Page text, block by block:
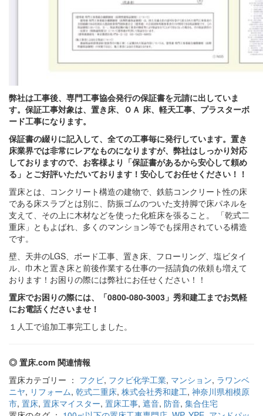
弊社は工事後、専門工事協会発行の保証書を元請に出していま
す。保証工事対象は、置き床、ＯＡ 床、軽天工事、プラスターボ
ード工事になります。
保証書の綴りに記入して、全ての工事毎に発行しています。置き
床業界では非常にレアなものになりますが、弊社はしっかり対応
しておりますので、お客様より「保証書があるから安心して頼め
る」とご好評いただいております！安心してお任せください！！
置床とは、コンクリート構造の建物で、鉄筋コンクリート性の床
である床スラブとは別に、防振ゴムのついた支持脚で床パネルを
支えて、その上に木材などを使った化粧床を張ること。 「乾式二
重床」ともよばれ、多くのマンション等でも採用されている構造
です。
壁、天井のLGS、ボード工事、置き床、フローリング、塩ビタイ
ル、巾木と置き床と前後作業する仕事の一括請負の依頼も増えて
おります！お困りの際には弊社にお任せください！！
置床でお困りの際には、「0800-080-3003」秀和建工までお気軽
にお電話くださいませ！
１人工で追加工事完工しました。
◎ 置床.com 関連情報
置床カテゴリー ： フクビ, フクビ化学工業, マンション, ラワンベ
ニヤ, リフォーム, 乾式二重床, 株式会社秀和建工, 神奈川県相模原
市, 置床, 置床マイスター, 置床工事, 遮音, 防音, 集合住宅